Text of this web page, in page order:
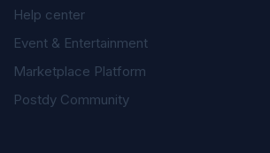
Help center
Event & Entertainment
Marketplace Platform
Postdy Community